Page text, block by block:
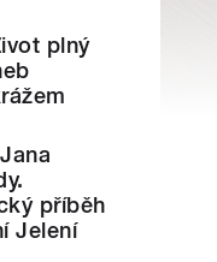
plný
příběh
Jelení